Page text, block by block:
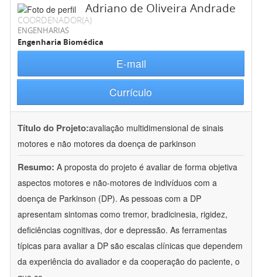
Adriano de Oliveira Andrade
COORDENADOR(A)
ENGENHARIAS
Engenharia Biomédica
E-mail
Currículo
Título do Projeto:avaliação multidimensional de sinais
motores e não motores da doença de parkinson
Resumo: A proposta do projeto é avaliar de forma objetiva
aspectos motores e não-motores de indivíduos com a
doença de Parkinson (DP). As pessoas com a DP
apresentam sintomas como tremor, bradicinesia, rigidez,
deficiências cognitivas, dor e depressão. As ferramentas
típicas para avaliar a DP são escalas clínicas que dependem
da experiência do avaliador e da cooperação do paciente, o